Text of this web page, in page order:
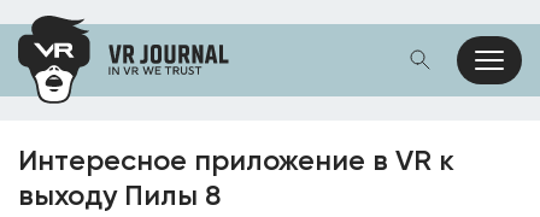
Интересное приложение в VR к
выходу Пилы 8